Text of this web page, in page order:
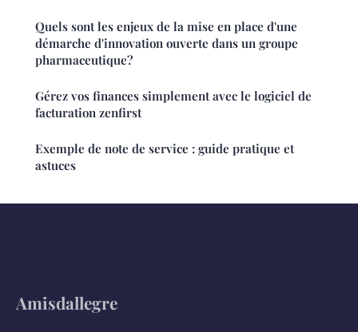
Quels sont les enjeux de la mise en place d'une
démarche d'innovation ouverte dans un groupe
pharmaceutique?
Gérez vos finances simplement avec le logiciel de
facturation zenfirst
Exemple de note de service : guide pratique et
astuces
Amisdallegre